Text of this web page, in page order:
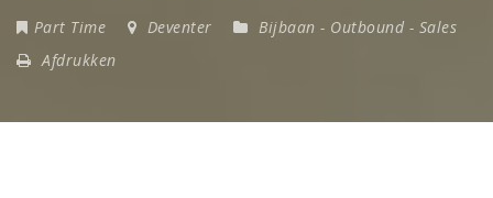
Part Time Deventer Bijbaan - Outbound- Sales
Afdrukken